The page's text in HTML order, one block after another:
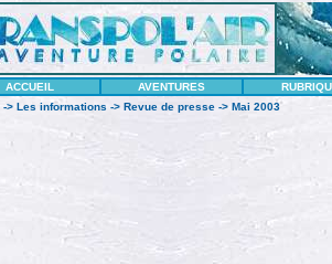
ACCUEIL AVENTURES
-> Les informations -> Revue de presse -> Mai 2003